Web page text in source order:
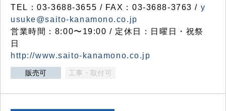
TEL：03-3688-3655 / FAX：03-3688-3763 / y
usuke@saito-kanamono.co.jp
営業時間：8:00〜19:00 / 定休日：日曜日・祝祭
日
http://www.saito-kanamono.co.jp
販売可 工事・取付可